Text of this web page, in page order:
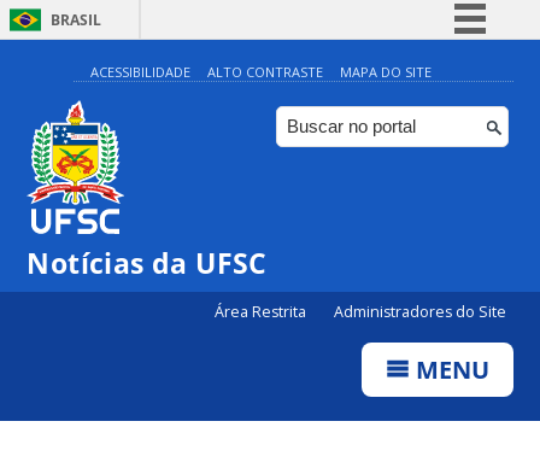
BRASIL
Simplifique!
Comunica BR
Participe
ACESSIBILIDADE ALTO CONTRASTE MAPA DO SITE
Notícias da UFSC
Área Restrita Administradores do Site
MENU